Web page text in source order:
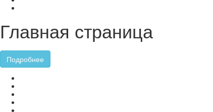
Главная страница
Подробнее